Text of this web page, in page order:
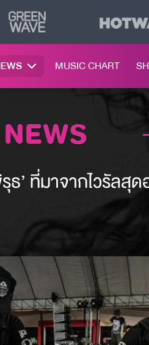
MUSIC CHART
ที่มาจากไวรัลสุด